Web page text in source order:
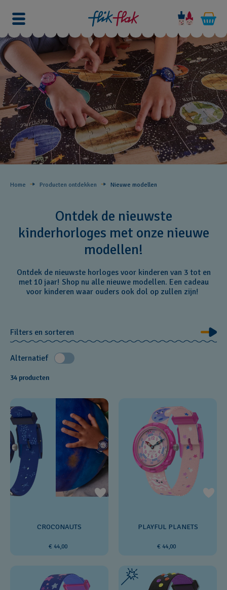
Home Producten ontdekken Nieuwe modellen
Ontdek de nieuwste
kinderhorloges met onze nieuwe
modellen!
Ontdek de nieuwste horloges voor kinderen van 3 tot en
met 10 jaar! Shop nu alle nieuwe modellen. Een cadeau
voor kinderen waar ouders ook dol op zullen zijn!
Filters en sorteren
Alternatief
34 producten
CROCONAUTS
€ 44,00
PLAYFUL PLANETS
€ 44,00